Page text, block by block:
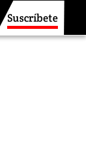
Suscríbete